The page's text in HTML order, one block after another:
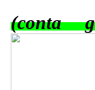
(conta